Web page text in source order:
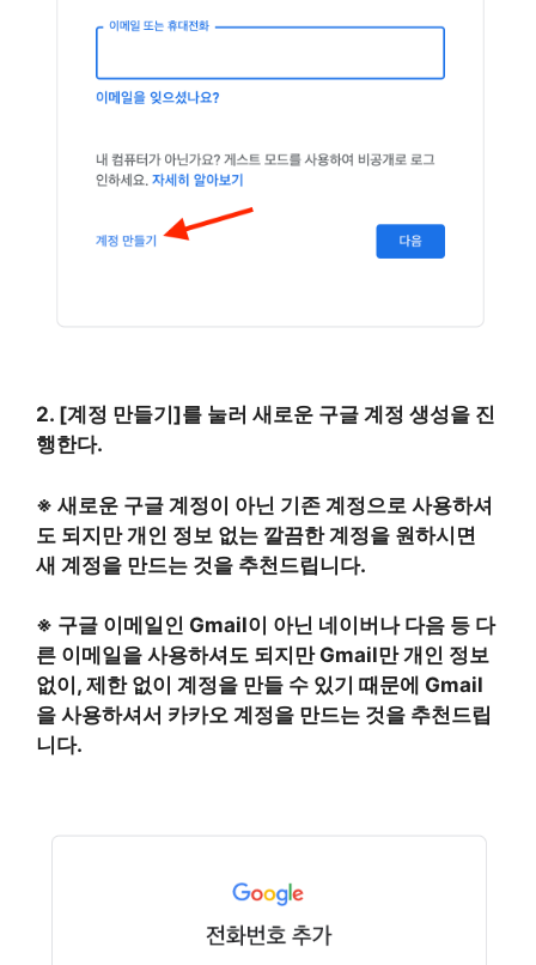
2. [계정 만들기]를 눌러 새로운 구글 계정 생성을 진
행한다.
※ 새로운 구글 계정이 아닌 기존 계정으로 사용하셔
도 되지만 개인 정보 없는 깔끔한 계정을 원하시면
새 계정을 만드는 것을 추천드립니다.
※ 구글 이메일인 Gmail이 아닌 네이버나 다음 등 다
른 이메일을 사용하셔도 되지만 Gmail만 개인 정보
없이, 제한 없이 계정을 만들 수 있기 때문에 Gmail
을 사용하셔서 카카오 계정을 만드는 것을 추천드립
니다.